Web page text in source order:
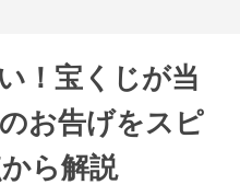
！宝くじが当
お告げをスピ
ら解説